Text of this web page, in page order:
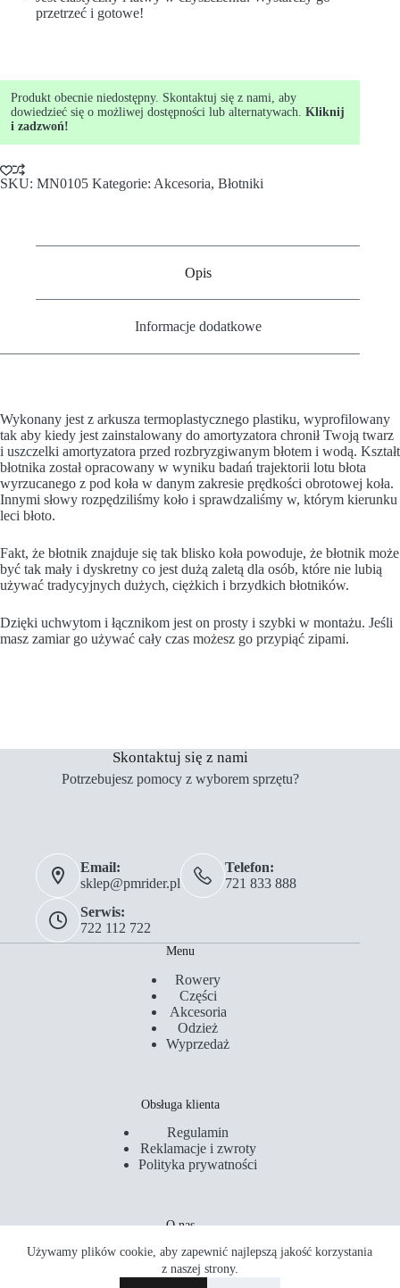
Używamy plików cookie, aby zapewnić najlepszą jakość korzystania
z naszej strony.
przetrzeć i gotowe!
Produkt obecnie niedostępny. Skontaktuj się z nami, aby
dowiedzieć się o możliwej dostępności lub alternatywach. Kliknij
i zadzwoń!
SKU: MN0105 Kategorie: Akcesoria, Błotniki
Opis
Informacje dodatkowe
Wykonany jest z arkusza termoplastycznego plastiku, wyprofilowany
tak aby kiedy jest zainstalowany do amortyzatora chronił Twoją twarz
i uszczelki amortyzatora przed rozbryzgiwanym błotem i wodą. Kształt
błotnika został opracowany w wyniku badań trajektorii lotu błota
wyrzucanego z pod koła w danym zakresie prędkości obrotowej koła.
Innymi słowy rozpędziliśmy koło i sprawdzaliśmy w, którym kierunku
leci błoto.
Fakt, że błotnik znajduje się tak blisko koła powoduje, że błotnik może
być tak mały i dyskretny co jest dużą zaletą dla osób, które nie lubią
używać tradycyjnych dużych, ciężkich i brzydkich błotników.
Dzięki uchwytom i łącznikom jest on prosty i szybki w montażu. Jeśli
masz zamiar go używać cały czas możesz go przypiąć zipami.
Skontaktuj się z nami
Potrzebujesz pomocy z wyborem sprzętu?
Email:
sklep@pmrider.pl
Telefon:
721 833 888
Serwis:
722 112 722
Menu
Rowery
Części
Akcesoria
Odzież
Wyprzedaż
Obsługa klienta
Regulamin
Reklamacje i zwroty
Polityka prywatności
O nas
Kontakt
Serwis